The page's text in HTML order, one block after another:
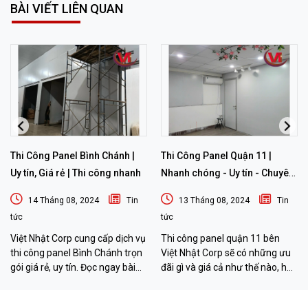
BÀI VIẾT LIÊN QUAN
Thi Công Panel Bình Chánh |
Uy tín, Giá rẻ | Thi công nhanh
14 Tháng 08, 2024
Tin
tức
Việt Nhật Corp cung cấp dịch vụ
thi công panel Bình Chánh trọn
gói giá rẻ, uy tín. Đọc ngay bài
Thi Công Panel Quận 11 |
Nhanh chóng - Uy tín - Chuyên
13 Tháng 08, 2024
Tin
tức
Thi công panel quận 11 bên
Việt Nhật Corp sẽ có những ưu
đãi gì và giá cả như thế nào, hãy